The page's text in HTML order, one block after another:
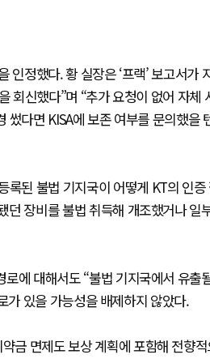
인정했다. 황 실장은 ‘프랙’ 보고서가
회신했다”며 “추가 요청이 없어 자체
다면 KISA에 보존 여부를 문의했을
된 불법 기지국이 어떻게 KT의 인
장비를 불법 취득해 개조했거나 일
에 대해서도 “불법 기지국에서 유출
가 있을 가능성을 배제하지 않았다.
금 면제도 보상 계획에 포함해 전향